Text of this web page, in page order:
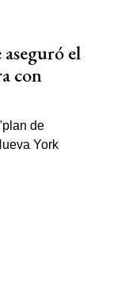
el
con